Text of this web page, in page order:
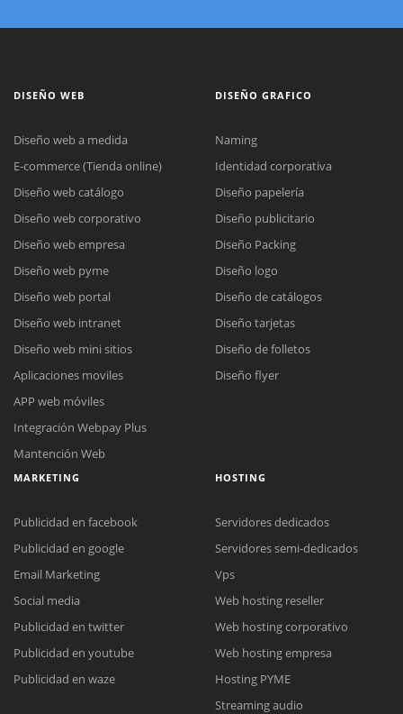
Reunión online
Nuestros ejecutivos le enviarán un correo electrónico con el enlace a
Meet para la reunión online.
Cotización
Todos nuestros ejecutivos están fuera de línea. Complete el formulario
DISEÑO WEB
Diseño web a medida
E-commerce (Tienda online)
Diseño web catálogo
Diseño web corporativo
Diseño web empresa
Diseño web pyme
Diseño web portal
Diseño web intranet
Diseño web mini sitios
Aplicaciones moviles
APP web móviles
Integración Webpay Plus
Mantención Web
DISEÑO GRAFICO
Naming
Identidad corporativa
Diseño papelería
Diseño publicitario
Diseño Packing
Diseño logo
Diseño de catálogos
Diseño tarjetas
Diseño de folletos
Diseño flyer
MARKETING
Publicidad en facebook
Publicidad en google
Email Marketing
Social media
Publicidad en twitter
Publicidad en youtube
Publicidad en waze
HOSTING
Servidores dedicados
Servidores semi-dedicados
Vps
Web hosting reseller
Web hosting corporativo
Web hosting empresa
Hosting PYME
Streaming audio